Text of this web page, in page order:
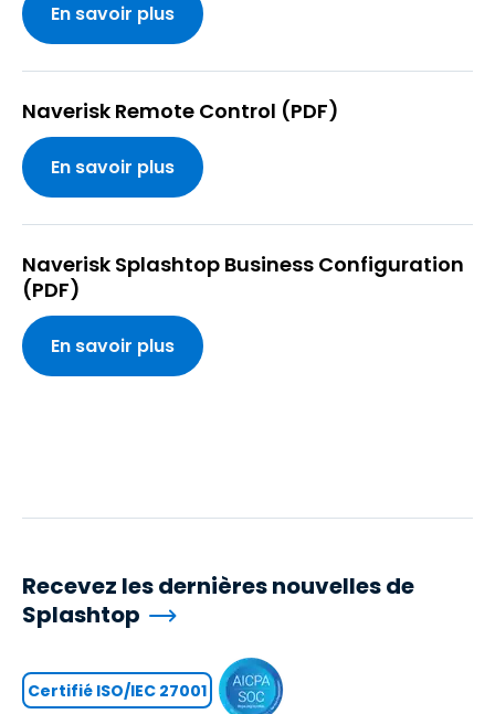
En savoir plus
Naverisk Remote Control (PDF)
En savoir plus
Naverisk Splashtop Business Configuration
(PDF)
En savoir plus
Recevez les dernières nouvelles de
Splashtop
Certifié ISO/IEC 27001